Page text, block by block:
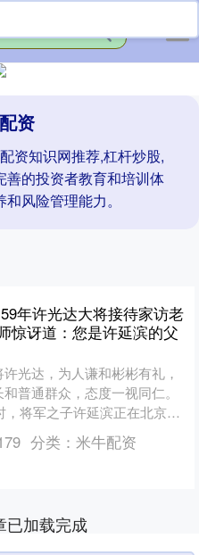
资
资知识网推荐,杠杆炒股,
善的投资者教育和培训体
风险管理能力。
年许光达大将接待家访老
惊讶道：您是许延滨的父
光达，为人谦和彬彬有礼，
普通群众，态度一视同仁。
，将军之子许延滨正在北京
读，成绩很优异。7月的一
滨的班主任，....
分类： 米牛配资
已加载完成